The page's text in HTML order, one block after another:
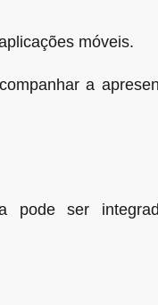
móveis.
a
pode ser